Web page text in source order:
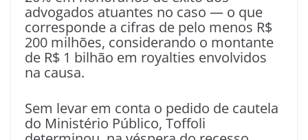
advogados atuantes no caso — o que
corresponde a cifras de pelo menos R$
200 milhões, considerando o montante
de R$ 1 bilhão em royalties envolvidos
na causa.
Sem levar em conta o pedido de cautela
do Ministério Público, Toffoli